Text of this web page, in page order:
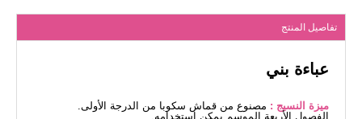
تفاصيل المنتج
عباءة بني
ميزة النسيج : مصنوع من قماش سكوبا من الدرجة الأولى.
الفصول الأربعة الموسم يمكن استخدامه.